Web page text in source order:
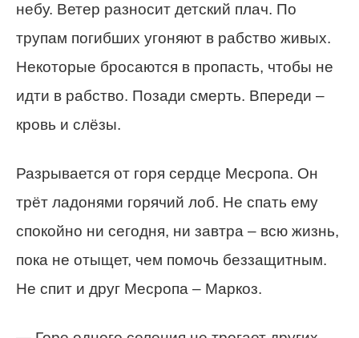
небу. Ветер разносит детский плач. По
трупам погибших угоняют в рабство живых.
Некоторые бросаются в пропасть, чтобы не
идти в рабство. Позади смерть. Впереди –
кровь и слёзы.
Разрывается от горя сердце Месропа. Он
трёт ладонями горячий лоб. Не спать ему
спокойно ни сегодня, ни завтра – всю жизнь,
пока не отыщет, чем помочь беззащитным.
Не спит и друг Месропа – Маркоз.